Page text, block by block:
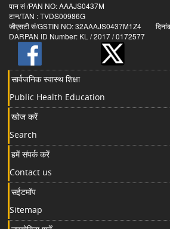
पान सं /PAN NO: AAAJS0437M
टान/TAN : TVDS00986G
जीएसटी सं/GSTIN NO: 32AAAJS0437M1Z4
DARPAN ID Number: KL / 2017 / 0172577
सार्वजनिक स्वास्थ शिक्षा
Public Health Education
खोज करें
Search
हमें संपर्क करें
Contact us
सईटमॉप
Sitemap